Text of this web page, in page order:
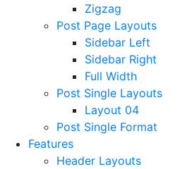
Zigzag
Post Page Layouts
Sidebar Left
Sidebar Right
Full Width
Post Single Layouts
Layout 04
Post Single Format
Features
Header Layouts